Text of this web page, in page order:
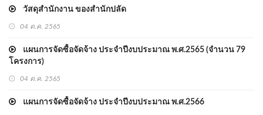
วัสดุสำนักงาน ของสำนักปลัด
04 ต.ค. 2565
แผนการจัดซื้อจัดจ้าง ประจำปีงบประมาณ พ.ศ.2565 (จำนวน 79
โครงการ)
04 ต.ค. 2565
แผนการจัดซื้อจัดจ้าง ประจำปีงบประมาณ พ.ศ.2566